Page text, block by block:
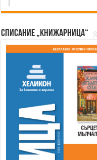
Списание „Книжарница“